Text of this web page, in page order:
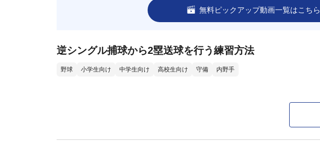
無料ピックアップ動画一覧はこちら
逆シングル捕球から2塁送球を行う練習方法
野球 小学生向け 中学生向け 高校生向け 守備 内野手